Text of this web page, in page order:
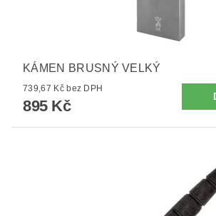
KÁMEN BRUSNÝ VELKÝ
739,67 Kč bez DPH
895 Kč